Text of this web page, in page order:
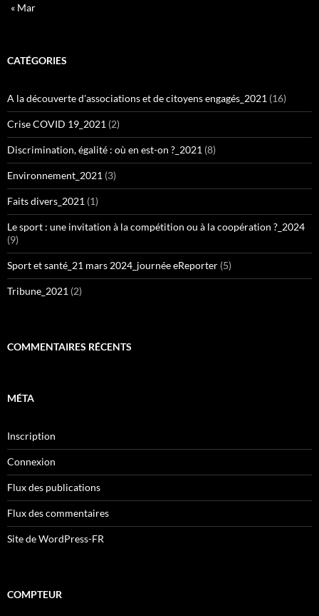
« Mar
CATÉGORIES
A la découverte d'associations et de citoyens engagés_2021 (16)
Crise COVID 19_2021 (2)
Discrimination, égalité : où en est-on ?_2021 (8)
Environnement_2021 (3)
Faits divers_2021 (1)
Le sport : une invitation à la compétition ou à la coopération ?_2024
(9)
Sport et santé_21 mars 2024_journée eReporter (5)
Tribune_2021 (2)
COMMENTAIRES RÉCENTS
MÉTA
Inscription
Connexion
Flux des publications
Flux des commentaires
Site de WordPress-FR
COMPTEUR